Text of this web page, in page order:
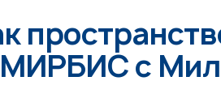
с